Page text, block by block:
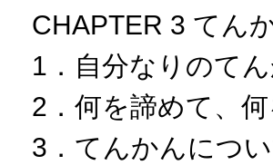
CHAPTER 3 てん
1．自分なりのて
2．何を諦めて、
3．てんかんにつ